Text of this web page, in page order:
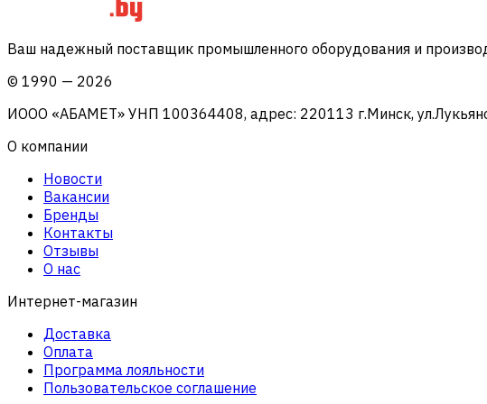
Ваш надежный поставщик промышленного оборудования и
© 1990 — 2026
ИООО «АБАМЕТ» УНП 100364408, адрес: 220113 г.Минск,
О компании
Новости
Вакансии
Бренды
Контакты
Отзывы
О нас
Интернет-магазин
Доставка
Оплата
Программа лояльности
Пользовательское соглашение